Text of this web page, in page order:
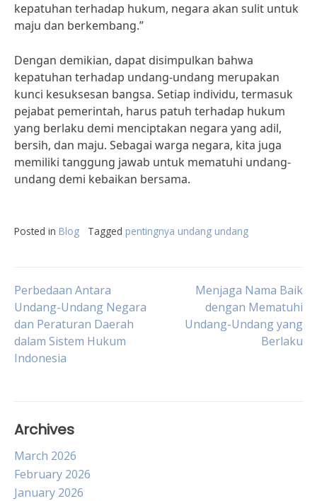
kepatuhan terhadap hukum, negara akan sulit untuk
maju dan berkembang.”
Dengan demikian, dapat disimpulkan bahwa
kepatuhan terhadap undang-undang merupakan
kunci kesuksesan bangsa. Setiap individu, termasuk
pejabat pemerintah, harus patuh terhadap hukum
yang berlaku demi menciptakan negara yang adil,
bersih, dan maju. Sebagai warga negara, kita juga
memiliki tanggung jawab untuk mematuhi undang-
undang demi kebaikan bersama.
Posted in Blog Tagged pentingnya undang undang
Post
navigation
Perbedaan Antara
Undang-Undang Negara
dan Peraturan Daerah
dalam Sistem Hukum
Indonesia
Menjaga Nama Baik
dengan Mematuhi
Undang-Undang yang
Berlaku
Archives
March 2026
February 2026
January 2026